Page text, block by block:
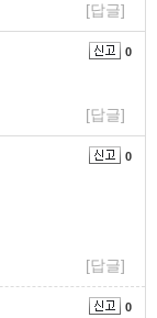
[답글]
0
[답글]
0
[답글]
0